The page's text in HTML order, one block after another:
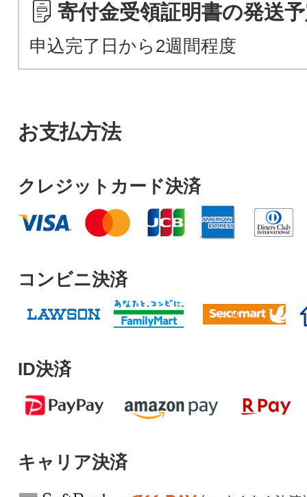
寄付金受領証明書の発送
申込完了日から2週間程度
お支払方法
クレジットカード決済
コンビニ決済
ID決済
キャリア決済